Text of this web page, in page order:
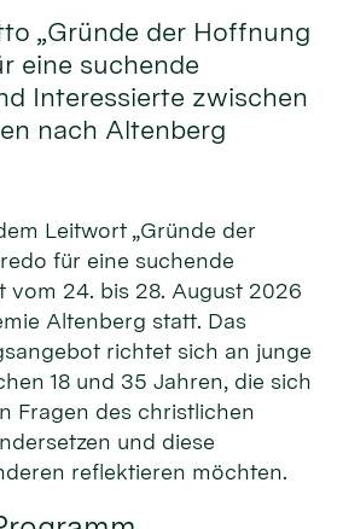
„Gründe der Hoffnung
eine suchende
Interessierte zwischen
nach Altenberg
Leitwort „Gründe der
für eine suchende
vom 24. bis 28. August 2026
Altenberg statt. Das
richtet sich an junge
18 und 35 Jahren, die sich
Fragen des christlichen
und diese
reflektieren möchten.